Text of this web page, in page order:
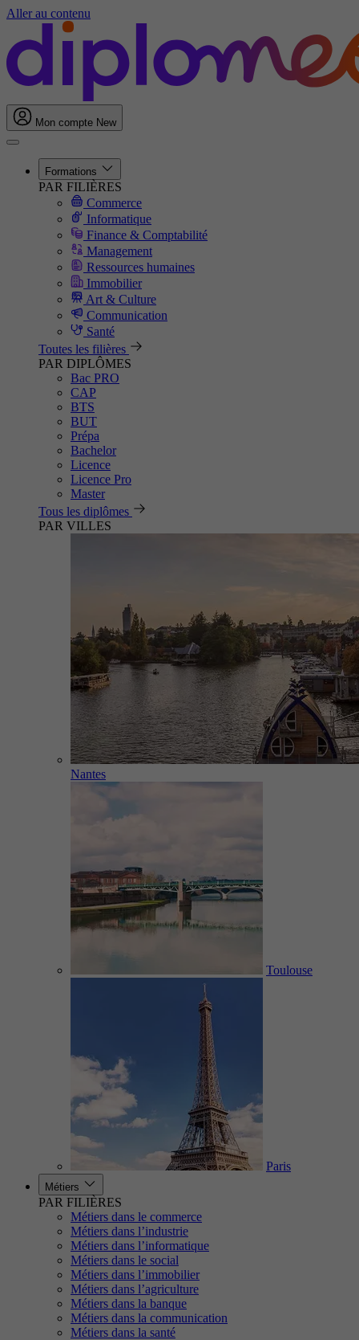
Aller au contenu
Mon compte New
Formations
PAR FILIÈRES
Commerce
Informatique
Finance & Comptabilité
Management
Ressources humaines
Immobilier
Art & Culture
Communication
Santé
Toutes les filières
PAR DIPLÔMES
Bac PRO
CAP
BTS
BUT
Prépa
Bachelor
Licence
Licence Pro
Master
Tous les diplômes
PAR VILLES
Nantes
Toulouse
Paris
Métiers
PAR FILIÈRES
Métiers dans le commerce
Métiers dans l’industrie
Métiers dans l’informatique
Métiers dans le social
Métiers dans l’immobilier
Métiers dans l’agriculture
Métiers dans la banque
Métiers dans la communication
Métiers dans la santé